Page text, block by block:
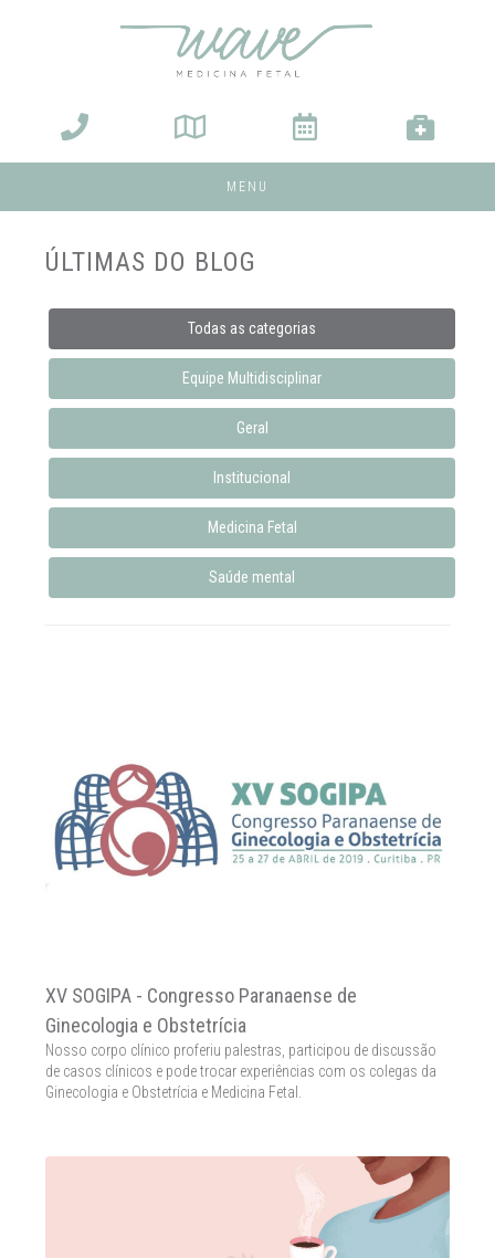
MENU
ÚLTIMAS DO BLOG
Todas as categorias
Equipe Multidisciplinar
Geral
Institucional
Medicina Fetal
Saúde mental
XV SOGIPA - Congresso Paranaense de
Ginecologia e Obstetrícia
Nosso corpo clínico proferiu palestras, participou de discussão
de casos clínicos e pode trocar experiências com os colegas da
Ginecologia e Obstetrícia e Medicina Fetal.